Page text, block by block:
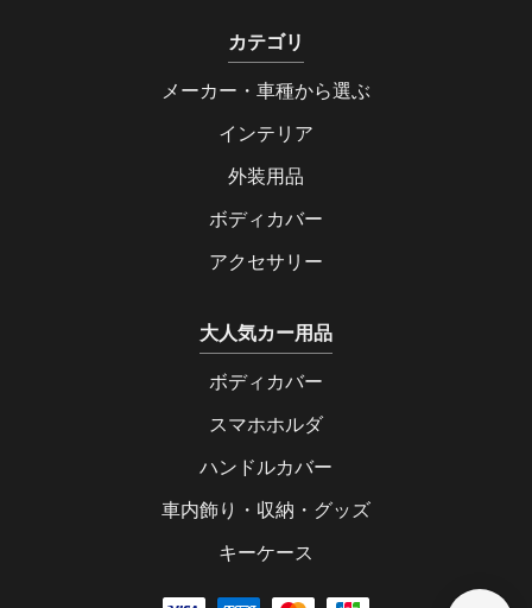
カテゴリ
メーカー・車種から選ぶ
インテリア
外装用品
ボディカバー
アクセサリー
大人気カー用品
ボディカバー
スマホホルダ
ハンドルカバー
車内飾り・収納・グッズ
キーケース